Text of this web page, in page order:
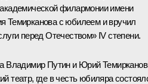
филармонии имени
Темирканова с юбилеем и вручил
перед Отечеством» IV степени.
Владимир Путин и Юрий Темирканов
театр, где в честь юбиляра